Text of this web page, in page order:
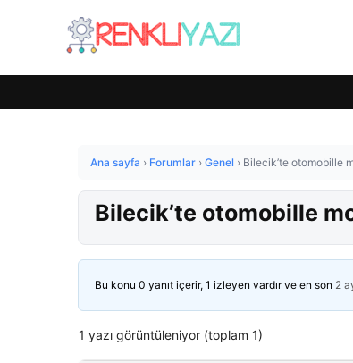
Ana sayfa › Forumlar › Genel › Bilecik’te otomobille
Bilecik’te otomobille
Bu konu 0 yanıt içerir, 1 izleyen vardır ve en son 2
1 yazı görüntüleniyor (toplam 1)